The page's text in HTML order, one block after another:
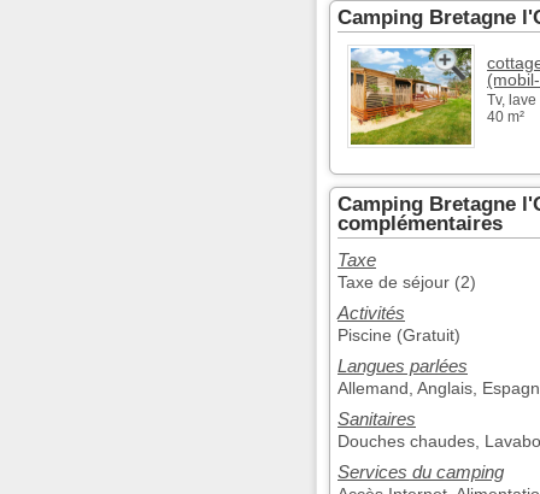
Camping Bretagne
Tv,
40 m²
Camping Bretagne
complémentaires
Taxe
Taxe de séjour (2)
Activités
Piscine (Gratuit)
Langues parlées
Allemand, Anglais,
Sanitaires
Douches chaudes,
Services du camping